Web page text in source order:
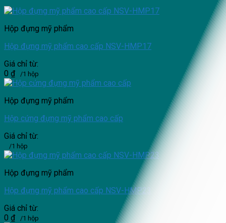
Hộp đựng mỹ phẩm
Hộp đựng mỹ phẩm cao cấp NSV-HMP17
Giá chỉ từ:
0 ₫ /1 hộp
Hộp đựng mỹ phẩm
Hộp cứng đựng mỹ phẩm cao cấp
Giá chỉ từ:
/1 hộp
Hộp đựng mỹ phẩm
Hộp đựng mỹ phẩm cao cấp NSV-HMP23
Giá chỉ từ:
0 ₫ /1 hộp